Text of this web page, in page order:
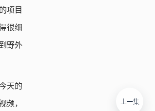
上一集
项目
很细
野外
天的
频，